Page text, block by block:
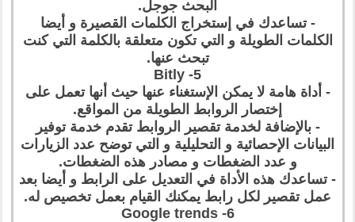
البحث جوجل.
- تساعدك في إستخراج الكلمات القصيرة و أيضا
الكلمات الطويلة و التي تكون متعلقة بالكلمة التي كنت
تبحث عنها.
5- Bitly
- أداة هامة لا يمكن الإستغناء عنها حيث أنها تعمل على
إختصار الروابط الطويلة من المواقع.
- بالإضافة لخدمة تقصير الروابط تقدم خدمة توفير
البيانات الإحصائية و التحليلية و التي توضح عدد الزيارات
و عدد الضغطات و مصادر هذه الضغطات.
- تساعدك هذه الأداة في التعديل على الرابط و أيضا بعد
عمل تقصير لكل رابط يمكنك القيام بعمل تخصيص له.
6- Google trends